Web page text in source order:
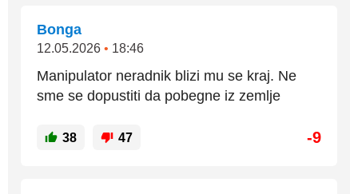
Bonga
12.05.2026 • 18:46
Manipulator neradnik blizi mu se kraj. Ne
sme se dopustiti da pobegne iz zemlje
38 47 -9